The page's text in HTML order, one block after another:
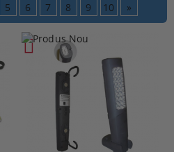
5 6 7 8 9 10 »